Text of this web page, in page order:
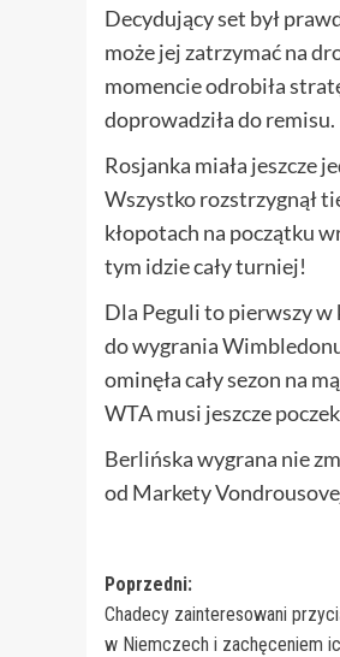
Decydujący set był
może jej zatrzymać na
momencie odrobiła
doprowadziła do remisu.
Rosjanka miała jeszcze
Wszystko rozstrzygnął
kłopotach na początku
tym idzie cały turniej!
Dla Peguli to pierwszy w
do wygrania
ominęła cały sezon na
WTA musi jeszcze
Berlińska wygrana nie
od Markety
Zobacz
wpisy
Poprzedni:
Chadecy zainteresowani
w Niemczech i zachęceniem